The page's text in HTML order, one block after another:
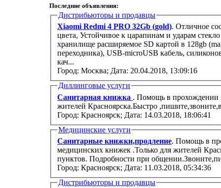
Последние объявления:
Дистрибьюторы и продавцы
Xiaomi Redmi 4 PRO 32Gb (gold). Отличное
цвета, Устойчивое к царапинам и ударам
хранилище расширяемое SD картой в 128gb
переходника), USB-microUSB кабель,
кач...
Город: Москва; Дата: 20.04.2018, 13:09:16
Диллинговые услуги
Санитарная книжка . Помощь в прохождении
жителей Красноярска.Быстро
Город: Красноярск; Дата: 14.03.2018, 18:06:41
Медицинские услуги
Санитарные книжки,продление. Помощь в
медицинских книжек .Только для жителей
пунктов. Подробности при
Город: Красноярск; Дата: 11.03.2018, 05:34:36
Дистрибьюторы и продавцы